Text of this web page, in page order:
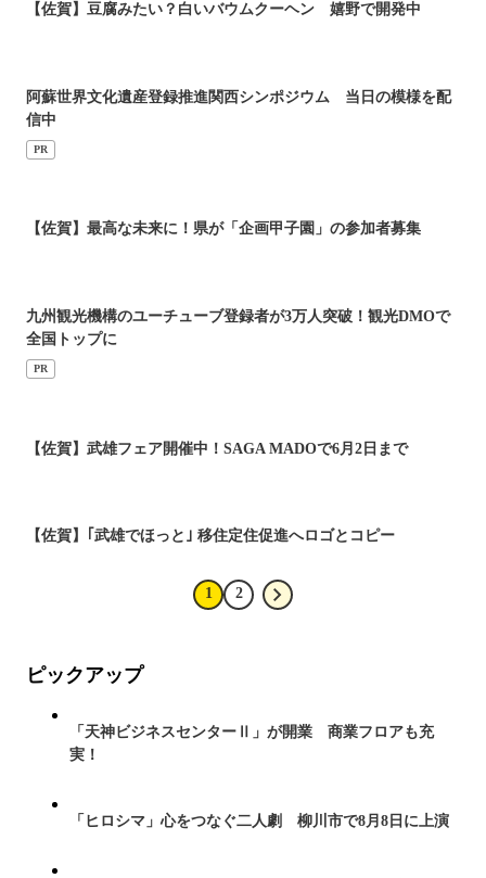
【佐賀】豆腐みたい？白いバウムクーヘン 嬉野で開発中
阿蘇世界文化遺産登録推進関西シンポジウム 当日の模様を配
信中
PR
【佐賀】最高な未来に！県が「企画甲子園」の参加者募集
九州観光機構のユーチューブ登録者が3万人突破！観光DMOで
全国トップに
PR
【佐賀】武雄フェア開催中！SAGA MADOで6月2日まで
【佐賀】｢武雄でほっと｣ 移住定住促進へロゴとコピー
1 2
ピックアップ
「天神ビジネスセンターⅡ」が開業 商業フロアも充
実！
「ヒロシマ」心をつなぐ二人劇 柳川市で8月8日に上演